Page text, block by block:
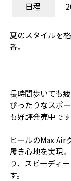
日程
夏のスタイルを
番。
長時間歩いても
ぴったりなスポ
も好評発売中です
ヒールのMax Air
履き心地を実現
り、スピーディ
す。